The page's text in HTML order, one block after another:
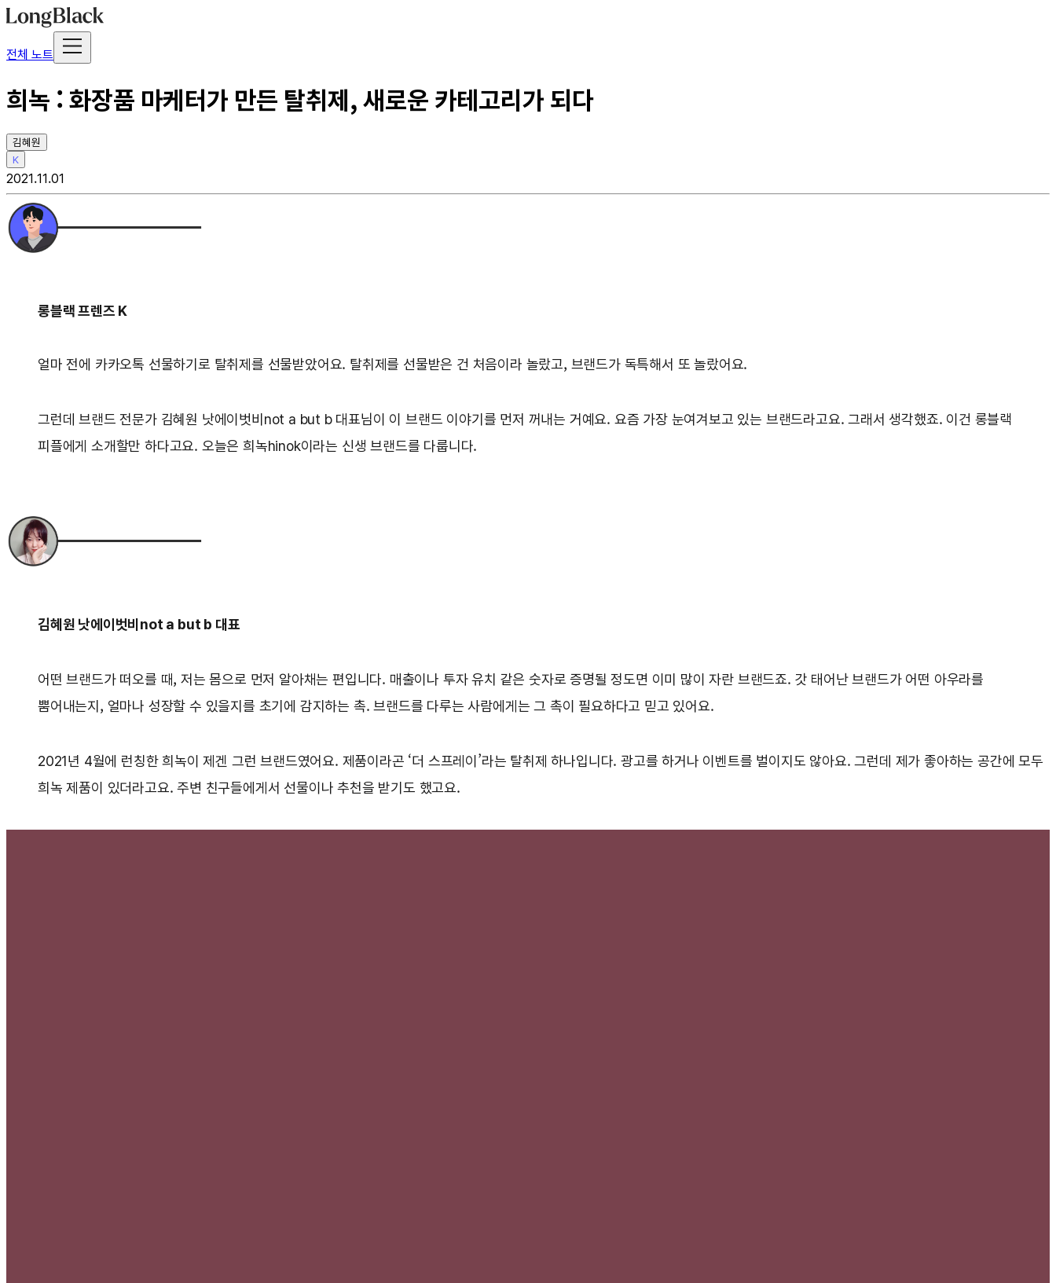
전체 노트
희녹 : 화장품 마케터가 만든 탈취제, 새로운 카테고리가 되다
김혜원
K
2021.11.01
롱블랙 프렌즈 K
얼마 전에 카카오톡 선물하기로 탈취제를 선물받았어요. 탈취제를 선물받은 건 처음이라 놀랐고, 브랜드가 독특해서 또 놀랐어요.
그런데 브랜드 전문가 김혜원 낫에이벗비not a but b 대표님이 이 브랜드 이야기를 먼저 꺼내는 거예요. 요즘 가장 눈여겨보고 있는 브랜드라고요. 그래서 생각했죠. 이건 롱블랙
피플에게 소개할만 하다고요. 오늘은 희녹hinok이라는 신생 브랜드를 다룹니다.
김혜원 낫에이벗비not a but b 대표
어떤 브랜드가 떠오를 때, 저는 몸으로 먼저 알아채는 편입니다. 매출이나 투자 유치 같은 숫자로 증명될 정도면 이미 많이 자란 브랜드죠. 갓 태어난 브랜드가 어떤 아우라를
뿜어내는지, 얼마나 성장할 수 있을지를 초기에 감지하는 촉. 브랜드를 다루는 사람에게는 그 촉이 필요하다고 믿고 있어요.
2021년 4월에 런칭한 희녹이 제겐 그런 브랜드였어요. 제품이라곤 ‘더 스프레이’라는 탈취제 하나입니다. 광고를 하거나 이벤트를 벌이지도 않아요. 그런데 제가 좋아하는 공간에 모두
희녹 제품이 있더라고요. 주변 친구들에게서 선물이나 추천을 받기도 했고요.